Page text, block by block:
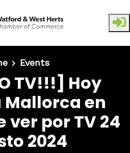
Events
TV!!!] Hoy
Mallorca en
ver por TV 24
2024